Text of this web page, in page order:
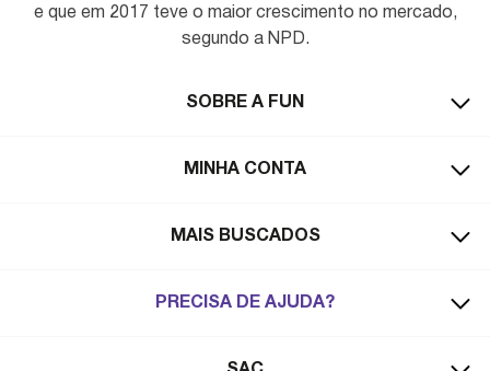
e que em 2017 teve o maior crescimento no mercado,
segundo a NPD.
SOBRE A FUN
MINHA CONTA
MAIS BUSCADOS
PRECISA DE AJUDA?